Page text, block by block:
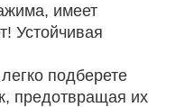
имеет
Устойчивая
подберете
предотвращая их